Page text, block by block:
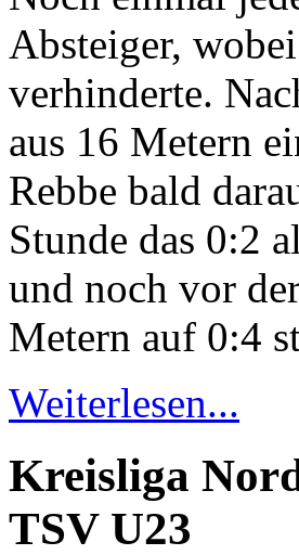
Absteiger,
verhinderte.
aus 16 Metern
Rebbe bald
Stunde das 0:2
und noch vor
Metern auf 0:4
Weiterlesen...
Kreisliga
TSV U23